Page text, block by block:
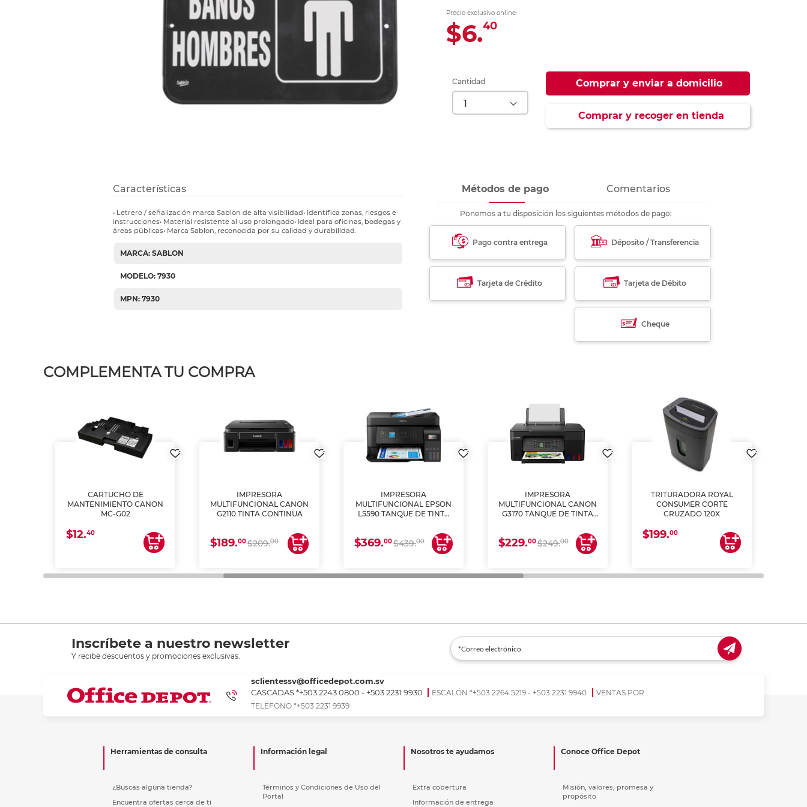
Refuerzos para carpeta
Precio exclusivo online:
$6.40
Cantidad Comprar y enviar a domicilio
Comprar y recoger en tienda
Características
• Letrero / señalización marca Sablon de alta visibilidad• Identifica zonas, riesgos e
instrucciones• Material resistente al uso prolongado• Ideal para oficinas, bodegas y
áreas públicas• Marca Sablon, reconocida por su calidad y durabilidad.
MARCA: SABLON
MODELO: 7930
MPN: 7930
Métodos de pago Comentarios
Ponemos a tu disposición los siguientes métodos de pago:
Pago contra entrega Déposito / Transferencia
Tarjeta de Crédito Tarjeta de Débito
Cheque
COMPLEMENTA TU COMPRA
CARTUCHO DE
MANTENIMIENTO CANON
MC-G02
$12.40
IMPRESORA
MULTIFUNCIONAL CANON
G2110 TINTA CONTINUA
$189.00$209.00
IMPRESORA
MULTIFUNCIONAL EPSON
L5590 TANQUE DE TINTA
$369.00$439.00
IMPRESORA
MULTIFUNCIONAL CANON
G3170 TANQUE DE TINTA
$229.00$249.00
TRITURADORA ROYAL
CONSUMER CORTE
CRUZADO 120X
$199.00
Inscríbete a nuestro newsletter
Y recibe descuentos y promociones exclusivas.
sclientessv@officedepot.com.sv
CASCADAS *+503 2243 0800 - +503 2231 9930
ESCALÓN *+503 2264 5219 - +503 2231 9940
VENTAS POR
TELÉFONO *+503 2231 9939
Herramientas de consulta
¿Buscas alguna tienda?
Encuentra ofertas cerca de ti
Información legal
Términos y Condiciones de Uso del
Portal
Nosotros te ayudamos
Extra cobertura
Información de entrega
Conoce Office Depot
Misión, valores, promesa y
propósito